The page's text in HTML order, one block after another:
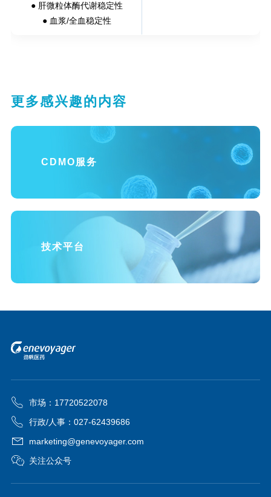
● 肝微粒体酶代谢稳定性
● 血浆/全血稳定性
更多感兴趣的内容
CDMO服务
技术平台
市场：17720522078
行政/人事：027-62439686
marketing@genevoyager.com
关注公众号